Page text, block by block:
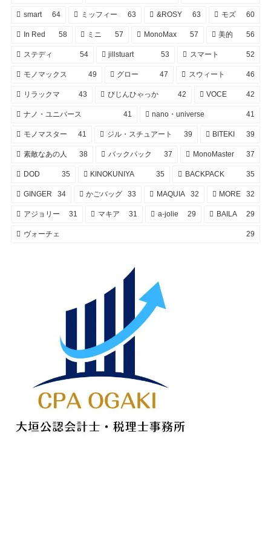
smart 64 ミッフィー 63 &ROSY 63 モズ 60
In Red 58 ミニ 57 MonoMax 57 美的 56
ステディ 54 jillstuart 53 スマート 52
モノマックス 49 グロー 47 スウィート 46
リラックマ 43 びじんひゃっか 42 VOCE 42
ナノ・ユニバース 41 nano・universe 41
モノマスター 41 ジル・スチュアート 39 BITEKI 39
素敵なあの人 38 バックパック 37 MonoMaster 37
DOD 35 KINOKUNIYA 35 BACKPACK 35
GINGER 34 かごバッグ 33 MAQUIA 32 MORE 32
アジョリー 31 マキア 31 a-jolie 29 BAILA 29
ヴォーチェ 29